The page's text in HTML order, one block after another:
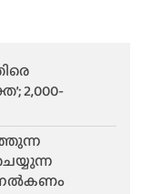
2,000-
നൽകണം